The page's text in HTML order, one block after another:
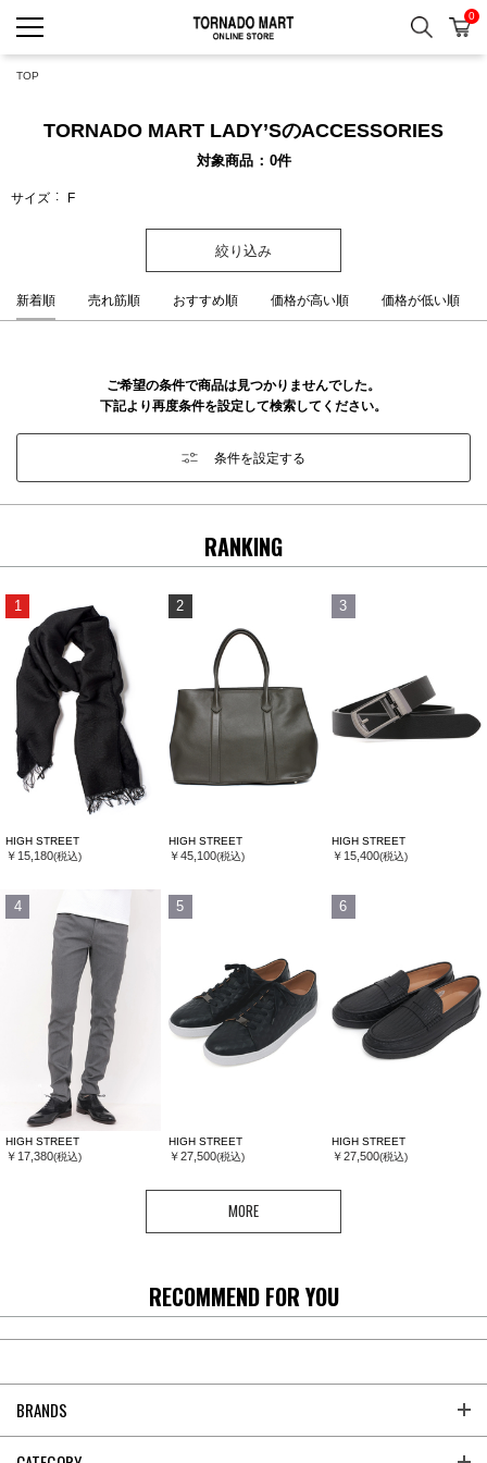
検索 カ
0
TOP
TORNADO MART LADY’SのACCESSORIES
対象商品 0件
サイズ F
絞り込み
新着順 売れ筋順 おすすめ順 価格が高い順 価格が低い順
ご希望の条件で商品は見つかりませんでした。
下記より再度条件を設定して検索してください。
条件を設定する
RANKING
1
HIGH STREET
￥15,180(税込)
2
HIGH STREET
￥45,100(税込)
3
HIGH STREET
￥15,400(税込)
4
HIGH STREET
￥17,380(税込)
5
HIGH STREET
￥27,500(税込)
6
HIGH STREET
￥27,500(税込)
MORE
RECOMMEND FOR YOU
BRANDS